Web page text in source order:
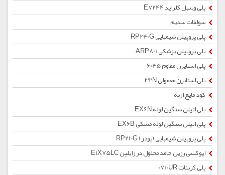
پلی وینیل کلراید E7244
سولفات سدیم
پلی پروپیلن شیمیایی RP240G
پلی پروپیلن پزشکی ARP801
پلی استایرن مقاوم 6045
پلی استایرن معمولی 32N
کود مایع ازته
پلی اتیلن سنگین لوله EX6N
پلی اتیلن سنگین لوله مشکی EX6B
پلی پروپیلن شیمیایی (پودر) RP210G
اپوکسی رزین جامد محلول در زایلین E1X75LC
پلی کربنات 0710UR